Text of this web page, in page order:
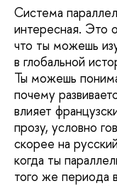
Система
интересная. Это
что ты можешь
в глобальной
Ты можешь
почему
влияет
прозу, условно
скорее на
когда ты
того же периода